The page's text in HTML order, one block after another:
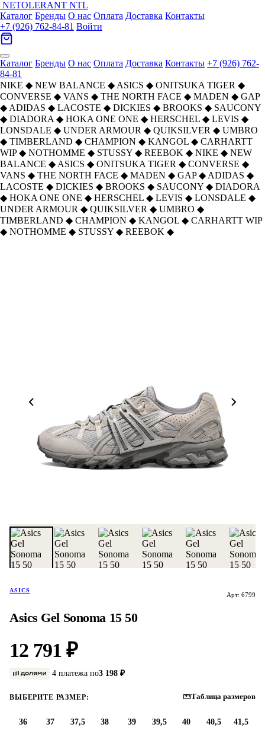
NETOLERANT NTL
Каталог Бренды О нас Оплата Доставка Контакты
+7 (926) 762-84-81 Войти
Каталог Бренды О нас Оплата Доставка Контакты +7 (926) 762-
84-81
NIKE ◆ NEW BALANCE ◆ ASICS ◆ ONITSUKA TIGER ◆
CONVERSE ◆ VANS ◆ THE NORTH FACE ◆ MADEN ◆ GAP
◆ ADIDAS ◆ LACOSTE ◆ DICKIES ◆ BROOKS ◆ SAUCONY
◆ DIADORA ◆ HOKA ONE ONE ◆ HERSCHEL ◆ LEVIS ◆
LONSDALE ◆ UNDER ARMOUR ◆ QUIKSILVER ◆ UMBRO
◆ TIMBERLAND ◆ CHAMPION ◆ KANGOL ◆ CARHARTT
WIP ◆ NOTHOMME ◆ STUSSY ◆ REEBOK ◆ NIKE ◆ NEW
BALANCE ◆ ASICS ◆ ONITSUKA TIGER ◆ CONVERSE ◆
VANS ◆ THE NORTH FACE ◆ MADEN ◆ GAP ◆ ADIDAS ◆
LACOSTE ◆ DICKIES ◆ BROOKS ◆ SAUCONY ◆ DIADORA
◆ HOKA ONE ONE ◆ HERSCHEL ◆ LEVIS ◆ LONSDALE ◆
UNDER ARMOUR ◆ QUIKSILVER ◆ UMBRO ◆
TIMBERLAND ◆ CHAMPION ◆ KANGOL ◆ CARHARTT WIP
◆ NOTHOMME ◆ STUSSY ◆ REEBOK ◆
ASICS
Арт: 6799
Asics Gel Sonoma 15 50
12 791 ₽
4 платежа по3 198 ₽
ВЫБЕРИТЕ РАЗМЕР: Таблица размеров
36 37 37,5 38 39 39,5 40 40,5 41,5